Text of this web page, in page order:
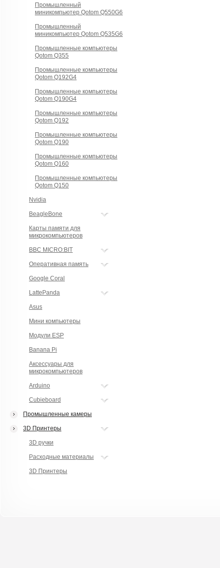
Промышленный
миникомпьютер Qotom Q550G6
Промышленный
миникомпьютер Qotom Q535G6
Промышленные компьютеры
Qotom Q355
Промышленные компьютеры
Qotom Q192G4
Промышленные компьютеры
Qotom Q190G4
Промышленные компьютеры
Qotom Q192
Промышленные компьютеры
Qotom Q190
Промышленные компьютеры
Qotom Q160
Промышленные компьютеры
Qotom Q150
Nvidia
BeagleBone
Карты памяти для
микрокомпьютеров
BBC MICRO:BIT
Оперативная память
Google Coral
LattePanda
Asus
Мини компьютеры
Модули ESP
Banana Pi
Аксессуары для
микрокомпьютеров
Arduino
Cubieboard
Промышленные камеры
3D Принтеры
3D ручки
Расходные материалы
3D Принтеры